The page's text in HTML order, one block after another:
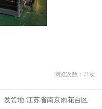
浏览次数： 71次
发货地:江苏省南京雨花台区